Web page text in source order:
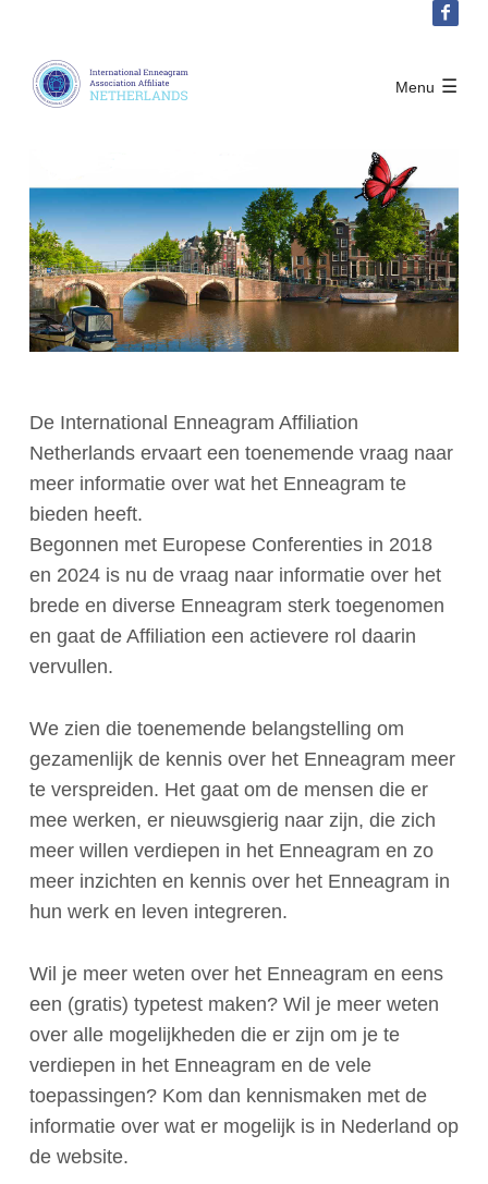
over
het
menu
Sprint
naar
de
hoofdinhoud
Menu
De International Enneagram Affiliation
Netherlands ervaart een toenemende vraag naar
meer informatie over wat het Enneagram te
bieden heeft.
Begonnen met Europese Conferenties in 2018
en 2024 is nu de vraag naar informatie over het
brede en diverse Enneagram sterk toegenomen
en gaat de Affiliation een actievere rol daarin
vervullen.
We zien die toenemende belangstelling om
gezamenlijk de kennis over het Enneagram meer
te verspreiden. Het gaat om de mensen die er
mee werken, er nieuwsgierig naar zijn, die zich
meer willen verdiepen in het Enneagram en zo
meer inzichten en kennis over het Enneagram in
hun werk en leven integreren.
Wil je meer weten over het Enneagram en eens
een (gratis) typetest maken? Wil je meer weten
over alle mogelijkheden die er zijn om je te
verdiepen in het Enneagram en de vele
toepassingen? Kom dan kennismaken met de
informatie over wat er mogelijk is in Nederland op
de website.
Inloggen
English